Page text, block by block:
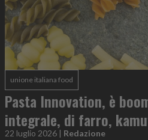
unione italiana food
Pasta Innovation, è
integrale, di farro,
22 luglio 2026 | Redazione